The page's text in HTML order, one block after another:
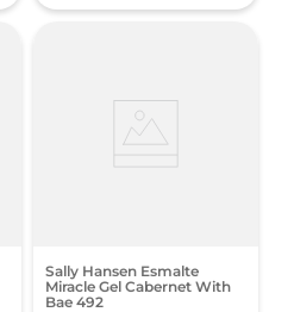
Sally Hansen Esmalte
Miracle Gel Cabernet With
Bae 492